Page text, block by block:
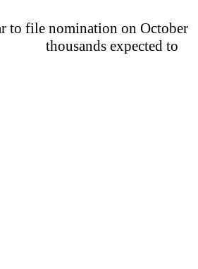
to file nomination on October
expected to